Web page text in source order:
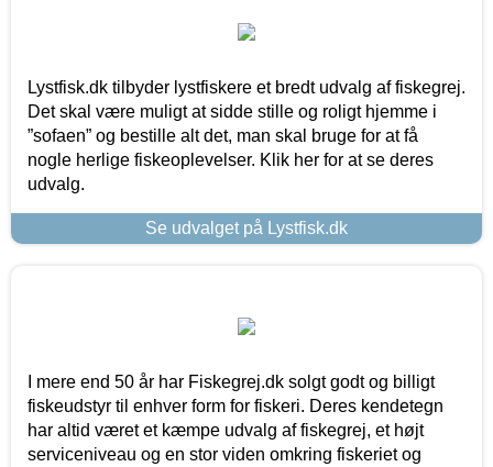
Lystfisk.dk tilbyder lystfiskere et bredt udvalg af fiskegrej.
Det skal være muligt at sidde stille og roligt hjemme i
”sofaen” og bestille alt det, man skal bruge for at få
nogle herlige fiskeoplevelser. Klik her for at se deres
udvalg.
Se udvalget på Lystfisk.dk
I mere end 50 år har Fiskegrej.dk solgt godt og billigt
fiskeudstyr til enhver form for fiskeri. Deres kendetegn
har altid været et kæmpe udvalg af fiskegrej, et højt
serviceniveau og en stor viden omkring fiskeriet og